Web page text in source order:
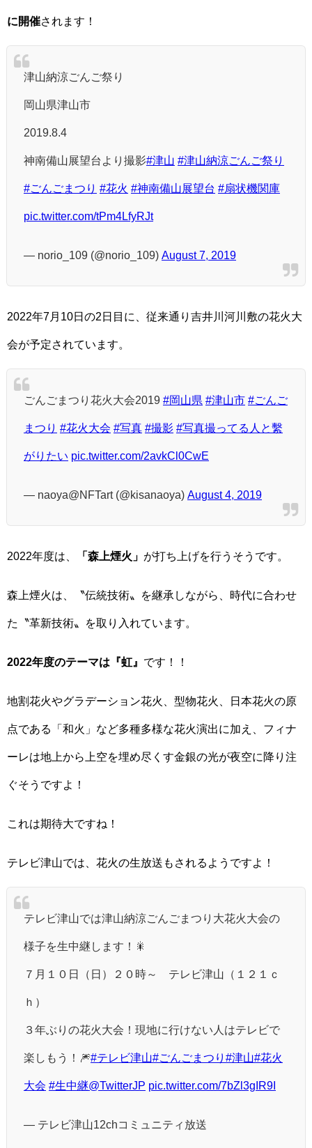
に開催されます！
津山納涼ごんご祭り
岡山県津山市
2019.8.4
神南備山展望台より撮影#津山 #津山納涼ごんご祭り
#ごんごまつり #花火 #神南備山展望台 #扇状機関庫
pic.twitter.com/tPm4LfyRJt
— norio_109 (@norio_109) August 7, 2019
2022年7月10日の2日目に、従来通り吉井川河川敷の花火大
会が予定されています。
ごんごまつり花火大会2019 #岡山県 #津山市 #ごんご
まつり #花火大会 #写真 #撮影 #写真撮ってる人と繫
がりたい pic.twitter.com/2avkCl0CwE
— naoya@NFTart (@kisanaoya) August 4, 2019
2022年度は、 「森上煙火」 が打ち上げを行うそうです。
森上煙火は、〝伝統技術〟を継承しながら、時代に合わせ
た〝革新技術〟を取り入れています。
2022年度のテーマは『虹』 です！！
地割花火やグラデーション花火、型物花火、日本花火の原
点である「和火」など多種多様な花火演出に加え、フィナ
ーレは地上から上空を埋め尽くす金銀の光が夜空に降り注
ぐそうですよ！
これは期待大ですね！
テレビ津山では、花火の生放送もされるようですよ！
テレビ津山では津山納涼ごんごまつり大花火大会の
様子を生中継します！🎇
７月１０日（日）２０時～ テレビ津山（１２１ｃ
ｈ）
３年ぶりの花火大会！現地に行けない人はテレビで
楽しもう！🎆#テレビ津山#ごんごまつり #津山#花火
大会 #生中継@TwitterJP pic.twitter.com/7bZl3gIR9I
— テレビ津山12chコミュニティ放送